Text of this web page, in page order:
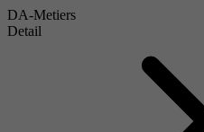
DA-Metiers
Detail